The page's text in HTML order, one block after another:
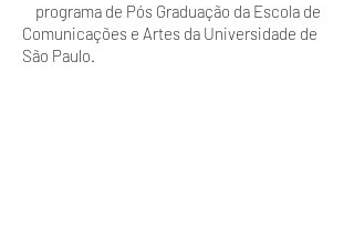
programa de Pós Graduação da Escola de
Comunicações e Artes da Universidade de
São Paulo.